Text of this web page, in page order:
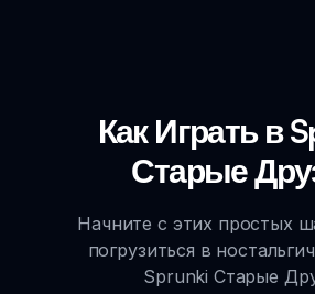
Как Играть в
Старые
Начните с этих простых
погрузиться в
Sprunki Старые